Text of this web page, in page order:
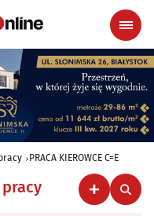
PRACA KIEROWCE C=E